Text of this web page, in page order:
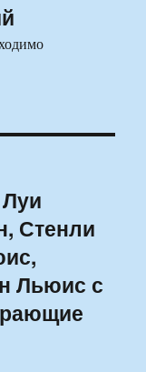
Стенли
Льюис с